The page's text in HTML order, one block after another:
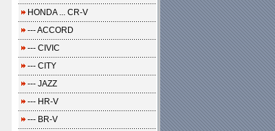
HONDA ... CR-V
--- ACCORD
--- CIVIC
--- CITY
--- JAZZ
--- HR-V
--- BR-V